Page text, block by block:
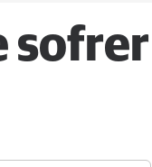
sofrer